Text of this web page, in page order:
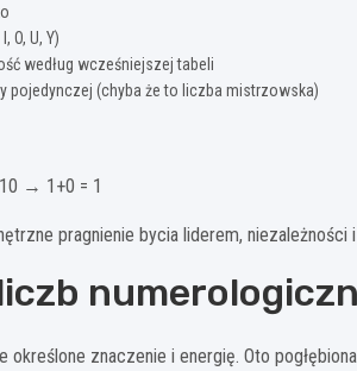
O, U, Y)
według wcześniejszej tabeli
pojedynczej (chyba że to liczba mistrzowska)
→ 1+0 = 1
pragnienie bycia liderem, niezależności i
określone znaczenie i energię. Oto